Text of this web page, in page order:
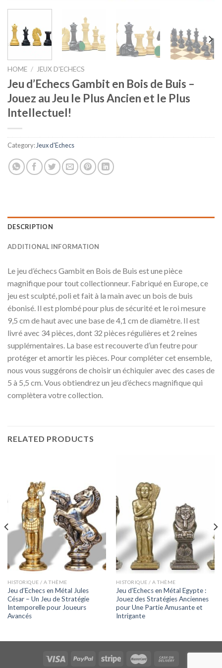
HOME / JEUX D'ECHECS
Jeu d’Echecs Gambit en Bois de Buis –
Jouez au Jeu le Plus Ancien et le Plus
Intellectuel!
Category: Jeux d'Echecs
DESCRIPTION
ADDITIONAL INFORMATION
Le jeu d’échecs Gambit en Bois de Buis est une pièce
magnifique pour tout collectionneur. Fabriqué en Europe, ce
jeu est sculpté, poli et fait à la main avec un bois de buis
ébonisé. Il est plombé pour plus de sécurité et le roi mesure
9,5 cm de haut avec une base de 4,1 cm de diamètre. Il est
livré avec 34 pièces, dont 32 pièces régulières et 2 reines
supplémentaires. La base est recouverte d’un feutre pour
protéger et amortir les pièces. Pour compléter cet ensemble,
nous vous suggérons de choisir un échiquier avec des cases de
5 à 5,5 cm. Vous obtiendrez un jeu d’échecs magnifique qui
complètera votre collection.
RELATED PRODUCTS
HISTORIQUE / A THÈME
Jeu d’Echecs en Métal Jules
César – Un Jeu de Stratégie
Intemporelle pour Joueurs
Avancés
HISTORIQUE / A THÈME
Jeu d’Echecs en Métal Egypte :
Jouez des Stratégies Anciennes
pour Une Partie Amusante et
Intrigante